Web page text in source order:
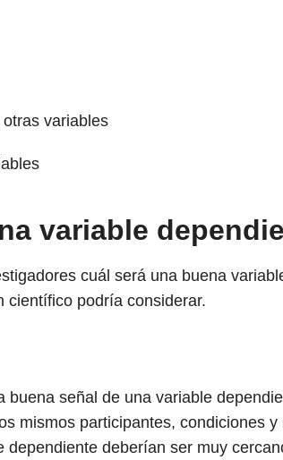
variables
variable
cuál será una buena
científico podría considerar.
buena señal de una variable
mismos participantes, condiciones
dependiente deberían ser muy